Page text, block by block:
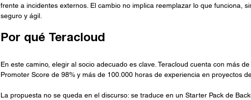
frente a incidentes externos. El cambio no implica reemplazar lo que funciona,
seguro y ágil.
Por qué Teracloud
En este camino, elegir al socio adecuado es clave. Teracloud cuenta con más
Promoter Score de 98% y más de 100.000 horas de experiencia en proyectos
La propuesta no se queda en el discurso: se traduce en un Starter Pack de